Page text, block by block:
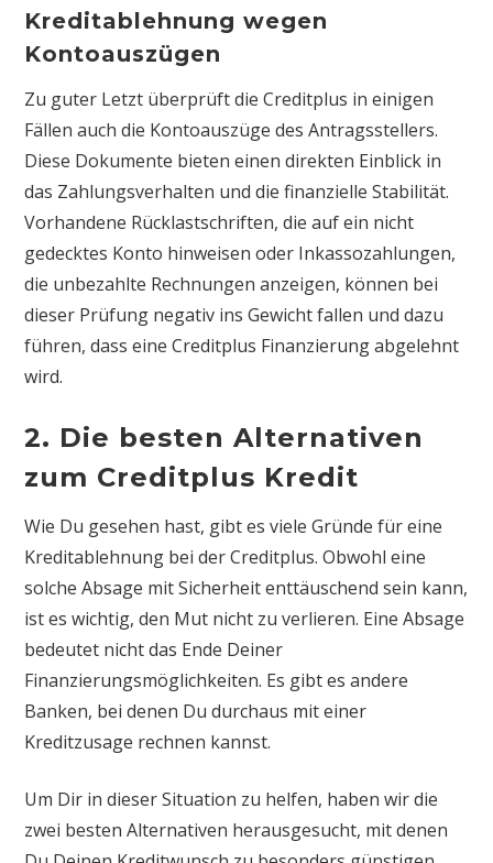
Kreditablehnung wegen
Kontoauszügen
Zu guter Letzt überprüft die Creditplus in einigen
Fällen auch die Kontoauszüge des Antragsstellers.
Diese Dokumente bieten einen direkten Einblick in
das Zahlungsverhalten und die finanzielle Stabilität.
Vorhandene Rücklastschriften, die auf ein nicht
gedecktes Konto hinweisen oder Inkassozahlungen,
die unbezahlte Rechnungen anzeigen, können bei
dieser Prüfung negativ ins Gewicht fallen und dazu
führen, dass eine Creditplus Finanzierung abgelehnt
wird.
2. Die besten Alternativen
zum Creditplus Kredit
Wie Du gesehen hast, gibt es viele Gründe für eine
Kreditablehnung bei der Creditplus. Obwohl eine
solche Absage mit Sicherheit enttäuschend sein kann,
ist es wichtig, den Mut nicht zu verlieren. Eine Absage
bedeutet nicht das Ende Deiner
Finanzierungsmöglichkeiten. Es gibt es andere
Banken, bei denen Du durchaus mit einer
Kreditzusage rechnen kannst.
Um Dir in dieser Situation zu helfen, haben wir die
zwei besten Alternativen herausgesucht, mit denen